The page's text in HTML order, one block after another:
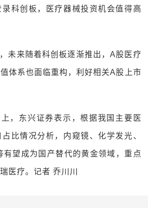
科创板，医疗器械投资机会值得高
未来随着科创板逐渐推出，A股医疗
体系也面临重构，利好相关A股上市
，东兴证券表示，根据我国主要医
比情况分析，内窥镜、化学发光、
有望成为国产替代的黄金领域，重点
医疗。记者 乔川川